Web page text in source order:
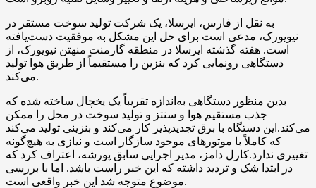
به نقل از فارس، ایرسلا، یک شرکت تولید سوخت مستقر در
نیویورک، مدعی است برای حل این مشکل به موفقیت دست‌یافته
است. هفته گذشته ایرسلا در منطقه گارمنت منهتن نیویورک، از
دستگاهی رونمایی کرد که بنزین را مستقیماً از طریق هوا تولید
می‌کند.
بدین منظور دستگاهی به‌اندازه تقریباً یک یخچال ساخته شده که
جذب مستقیم هوا و سنتز و تولید سوخت در محل را ممکن
می‌کند.این دستگاه با برق تجدیدپذیر کار می‌کند و بنزینی تولید می‌کند
که کاملاً با موتورهای موجود سازگار است و نیازی به هیچ‌گونه
تغییری ندارد.کارل دامز، مدیر اجرایی سابق پورشه، اعتراف کرد که
در ابتدا شک و تردید داشته که این خبر راست باشد. اما با بررسی
موضوع متوجه شد این خبر واقعی است.